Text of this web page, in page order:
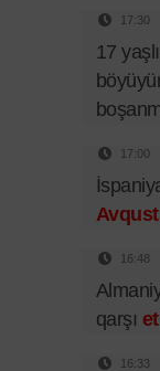
17:30
17
17:00
16:48
qarşı
16:33